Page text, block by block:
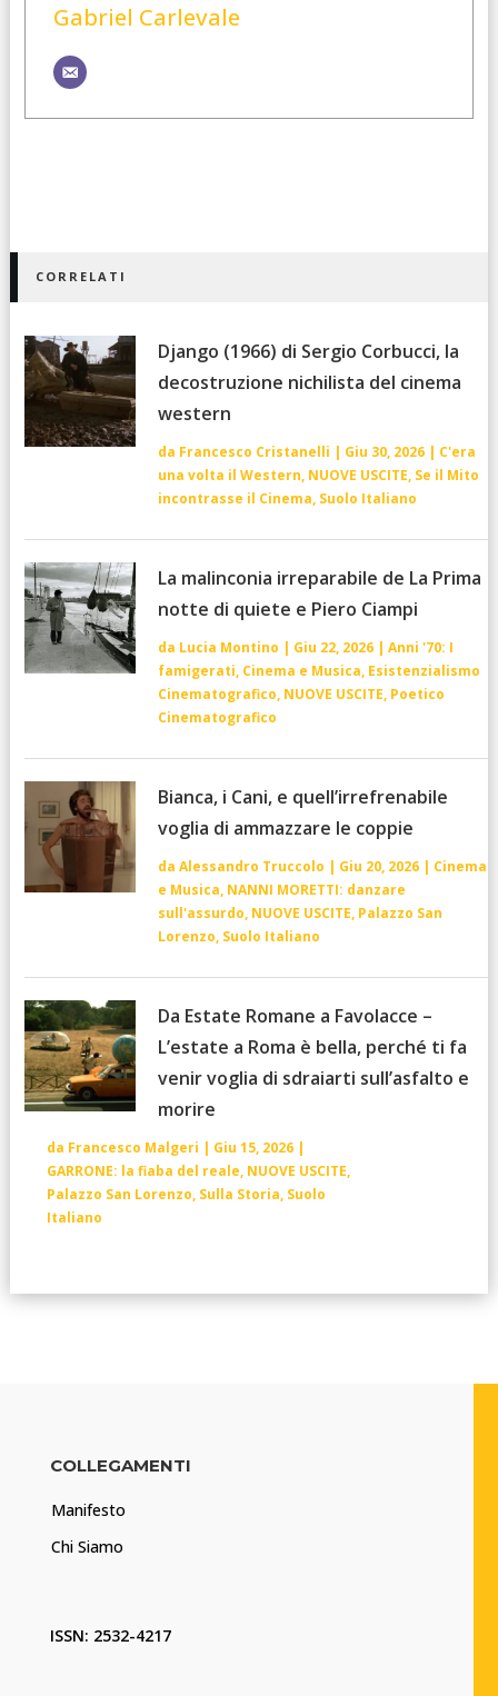
Gabriel Carlevale
CORRELATI
Django (1966) di Sergio Corbucci, la
decostruzione nichilista del cinema
western
da Francesco Cristanelli | Giu 30, 2026| C'era
una volta il Western, NUOVE USCITE, Se il Mito
incontrasse il Cinema, Suolo Italiano
La malinconia irreparabile de La Prima
notte di quiete e Piero Ciampi
da Lucia Montino | Giu 22, 2026| Anni '70: I
famigerati, Cinema e Musica, Esistenzialismo
Cinematografico, NUOVE USCITE, Poetico
Cinematografico
Bianca, i Cani, e quell’irrefrenabile
voglia di ammazzare le coppie
da Alessandro Truccolo | Giu 20, 2026| Cinema
e Musica, NANNI MORETTI: danzare
sull'assurdo, NUOVE USCITE, Palazzo San
Lorenzo, Suolo Italiano
Da Estate Romane a Favolacce –
L’estate a Roma è bella, perché ti fa
venir voglia di sdraiarti sull’asfalto e
morire
da Francesco Malgeri | Giu 15, 2026|
GARRONE: la fiaba del reale, NUOVE USCITE,
Palazzo San Lorenzo, Sulla Storia, Suolo
Italiano
COLLEGAMENTI
Manifesto
Chi Siamo
ISSN: 2532-4217